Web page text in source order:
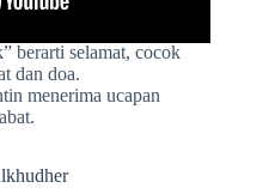
berarti selamat, cocok
dan doa.
menerima ucapan